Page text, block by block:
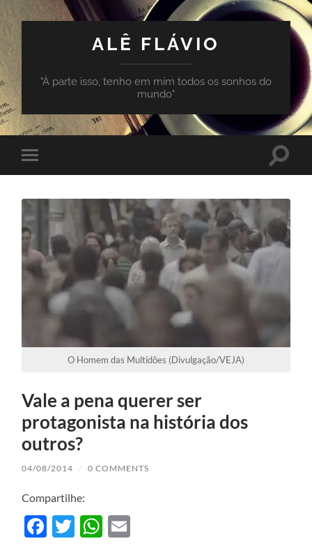
ALÊ FLÁVIO
"À parte isso, tenho em mim todos os sonhos do
mundo"
Toggle
mobile
Toggle
O Homem das Multidões (Divulgação/VEJA)
Vale a pena querer ser
protagonista na história dos
outros?
04/08/2014 / 0 COMMENTS
Compartilhe:
Facebook
TwitterWhatsApp